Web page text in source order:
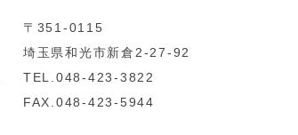
〒351-0115
埼玉県和光市新倉2-27-92
TEL.048-423-3822
FAX.048-423-5944